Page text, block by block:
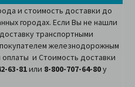
и стоимость доставки до
городах. Если Вы не нашли
транспортными
железнодорожным
и Стоимость доставки
63-81или 8-800-707-64-80у